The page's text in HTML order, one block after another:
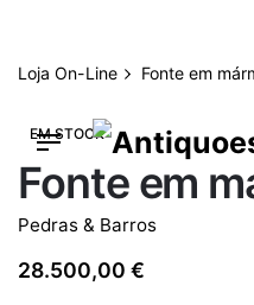
content
Loja On-Line Fonte em
EM STOCK
Fonte em
Pedras & Barros
28.500,00 €